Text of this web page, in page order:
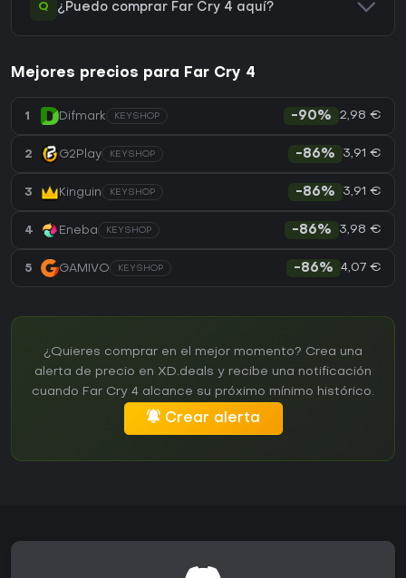
Q ¿Puedo comprar Far Cry 4 aquí?
Mejores precios para Far Cry 4
1 Difmark KEYSHOP -90% 2,98 €
2 G2Play KEYSHOP -86% 3,91 €
3 Kinguin KEYSHOP -86% 3,91 €
4 Eneba KEYSHOP -86% 3,98 €
5 GAMIVO KEYSHOP -86% 4,07 €
¿Quieres comprar en el mejor momento? Crea una
alerta de precio en XD.deals y recibe una notificación
cuando Far Cry 4 alcance su próximo mínimo histórico.
Crear alerta